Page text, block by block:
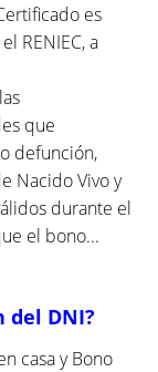
es
RENIEC, a
que
defunción,
Nacido Vivo y
durante el
el bono...
del DNI?
casa y Bono